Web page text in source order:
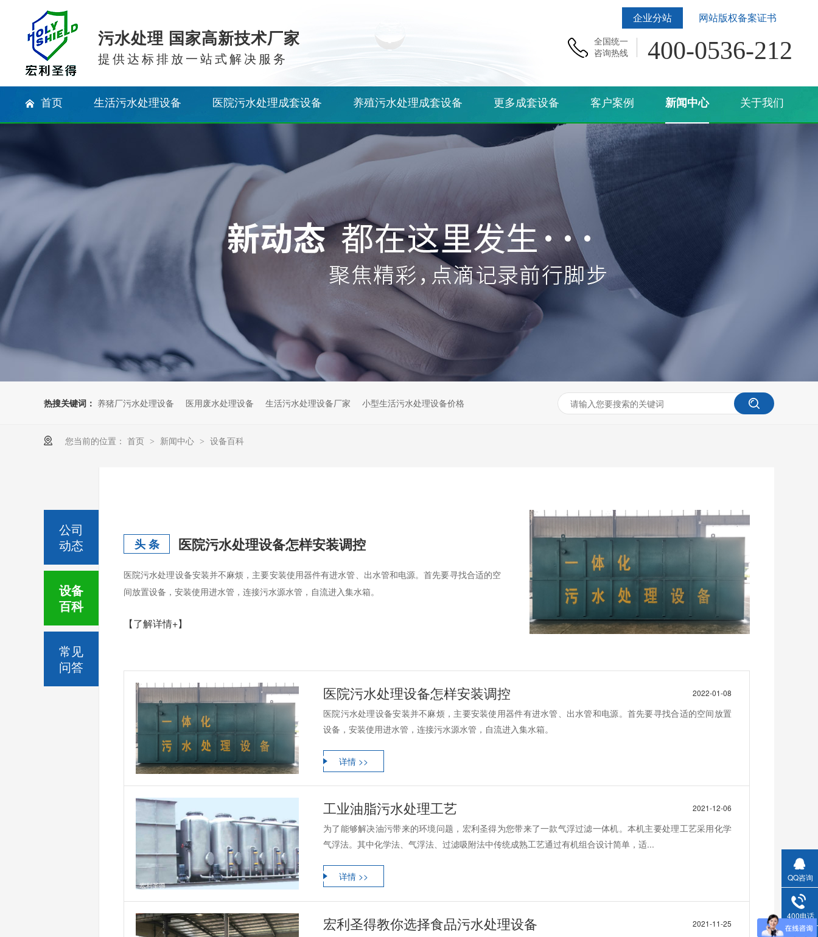
企业分站 网站版权备案证书
污水处理 国家高新技术厂家
提供达标排放一站式解决服务
全国统一
咨询热线
400-0536-212
首页 生活污水处理设备 医院污水处理成套设备 养殖污水处理成套设备 更多成套设备 客户案例 新闻中心 关于我们
热搜关键词： 养猪厂污水处理设备 医用废水处理设备 生活污水处理设备厂家 小型生活污水处理设备价格
您当前的位置： 首页 > 新闻中心 > 设备百科
头 条 医院污水处理设备怎样安装调控
医院污水处理设备安装并不麻烦，主要安装使用器件有进水管、出水管和电源。首先要寻找合适的空
间放置设备，安装使用进水管，连接污水源水管，自流进入集水箱。
【了解详情+】
2022-01-08
医院污水处理设备怎样安装调控
医院污水处理设备安装并不麻烦，主要安装使用器件有进水管、出水管和电源。首先要寻找合适的空间放置
设备，安装使用进水管，连接污水源水管，自流进入集水箱。
详情 >>
2021-12-06
工业油脂污水处理工艺
为了能够解决油污带来的环境问题，宏利圣得为您带来了一款气浮过滤一体机。本机主要处理工艺采用化学
气浮法。其中化学法、气浮法、过滤吸附法中传统成熟工艺通过有机组合设计简单，适...
详情 >>
2021-11-25
宏利圣得教你选择食品污水处理设备
公司
动态
设备
百科
常见
问答
QQ咨询
400电话